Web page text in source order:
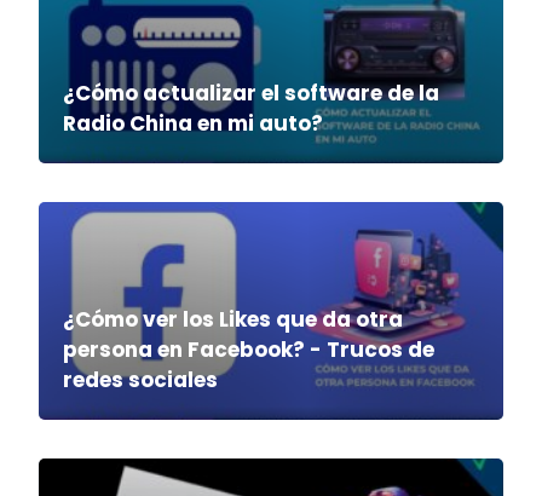
¿Cómo actualizar el software de la
Radio China en mi auto?
¿Cómo ver los Likes que da otra
persona en Facebook? - Trucos de
redes sociales